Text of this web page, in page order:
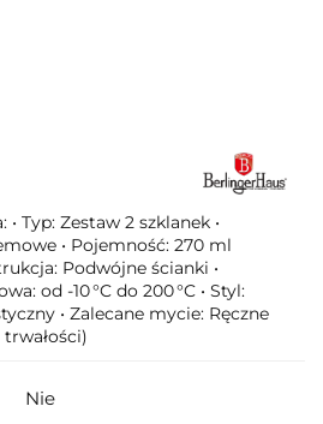
Typ: Zestaw 2 szklanek •
• Pojemność: 270 ml
Podwójne ścianki •
od -10 °C do 200 °C • Styl:
• Zalecane mycie: Ręczne
Nie